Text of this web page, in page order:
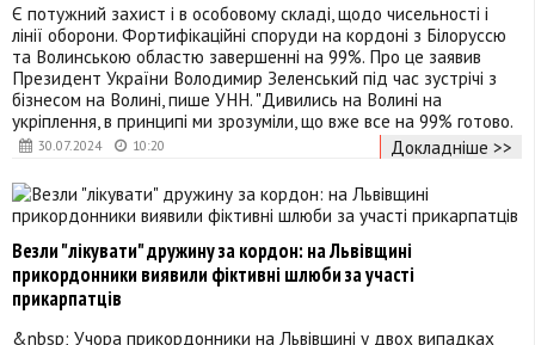
30.07.2024 10:20
Є потужний захист і в особовому складі, щодо чисельності і
лінії оборони. Фортифікаційні споруди на кордоні з Білоруссю
та Волинською областю завершенні на 99%. Про це заявив
Президент України Володимир Зеленський під час зустрічі з
бізнесом на Волині, пише УНН. "Дивились на Волині на
укріплення, в принципі ми зрозуміли, що вже все на 99% готово.
Докладніше >>
Везли "лікувати" дружину за кордон: на Львівщині
прикордонники виявили фіктивні шлюби за участі
прикарпатців
&nbsp; Учора прикордонники на Львівщині у двох випадках